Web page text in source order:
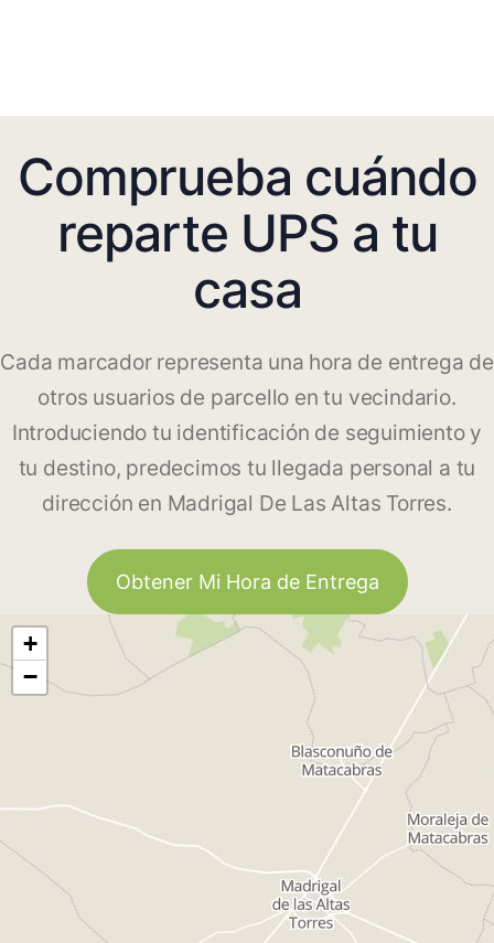
Comprueba cuándo
reparte UPS a tu
casa
Cada marcador representa una hora de entrega de
otros usuarios de parcello en tu vecindario.
Introduciendo tu identificación de seguimiento y
tu destino, predecimos tu llegada personal a tu
dirección en Madrigal De Las Altas Torres.
Obtener Mi Hora de Entrega
+
−